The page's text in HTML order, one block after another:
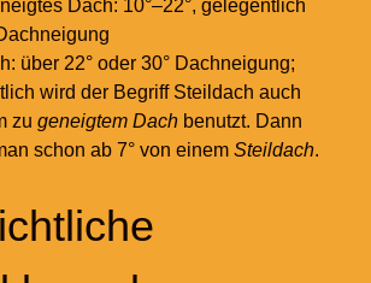
Dach: 10°–22°, gelegentlich
über 22° oder 30° Dachneigung;
wird der Begriff Steildach auch
zu geneigtem Dach benutzt. Dann
schon ab 7° von einem Steildach.